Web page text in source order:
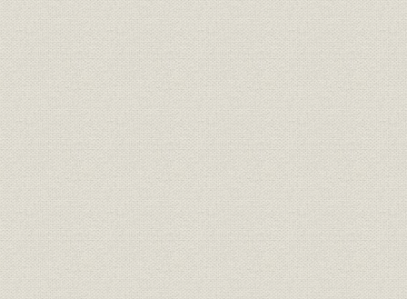
2.初代経営トップ 渡辺嘉一
3.パイオニアとしての京阪
4.新京阪線と名古屋急行電鉄
5.和歌山支店と阪和電気鉄道
6.蒲生―守口間高架複々線化工事
7.新線延長‐1 淀屋橋延長線
[7.]新線延長‐2 東福寺―三条間地下化と鴨東線
[7.]新線延長‐3 中之島線